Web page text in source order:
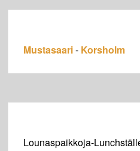
Mustasaari- Korsholm
Lounaspaikkoja-